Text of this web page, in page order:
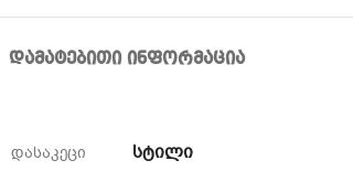
ᲓᲐᲛᲐᲢᲔᲑᲘᲗᲘ ᲘᲜᲤᲝᲠᲛᲐᲪᲘᲐ
დასაკეცი ᲡᲢᲘᲚᲘ